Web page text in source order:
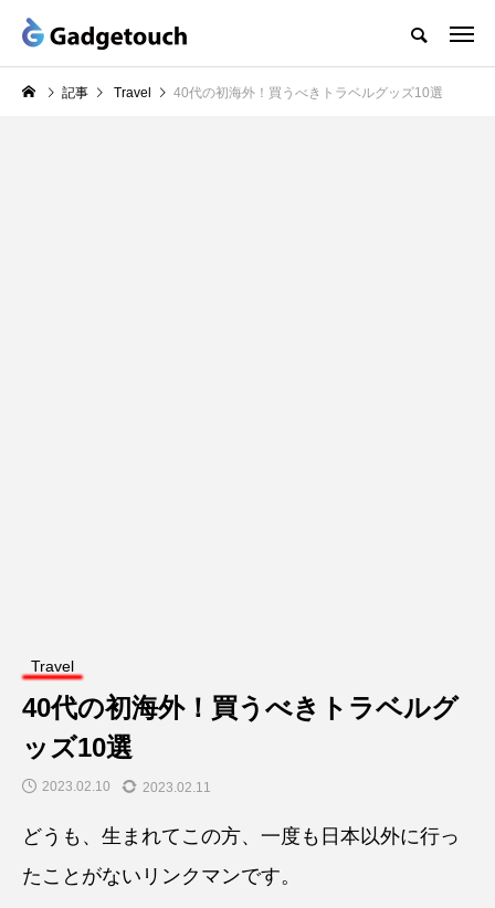
記事 Travel 40代の初海外！買うべきトラベルグッズ10選
Travel
40代の初海外！買うべきトラベルグ
ッズ10選
2023.02.10 2023.02.11
どうも、生まれてこの方、一度も日本以外に行っ
たことがないリンクマンです。